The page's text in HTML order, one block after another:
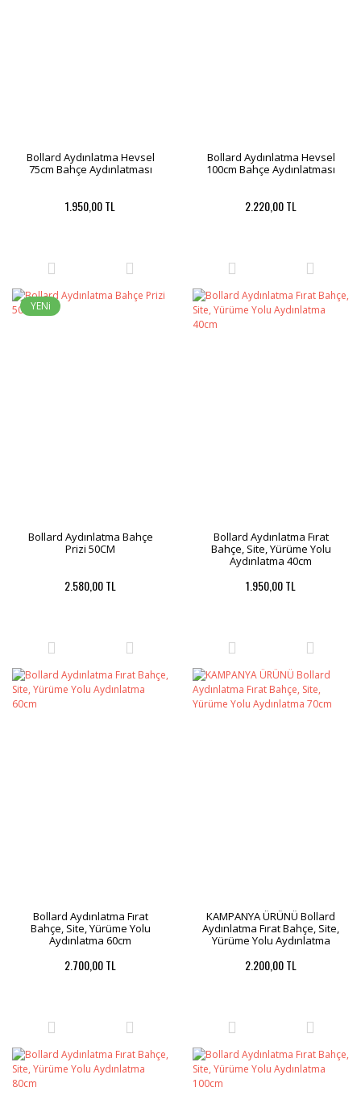
Bollard Aydınlatma Hevsel
75cm Bahçe Aydınlatması
1.950,00 TL
Bollard Aydınlatma Hevsel
100cm Bahçe Aydınlatması
2.220,00 TL
YENi
Bollard Aydınlatma Bahçe
Prizi 50CM
2.580,00 TL
Bollard Aydınlatma Fırat
Bahçe, Site, Yürüme Yolu
Aydınlatma 40cm
1.950,00 TL
Bollard Aydınlatma Fırat
Bahçe, Site, Yürüme Yolu
Aydınlatma 60cm
2.700,00 TL
KAMPANYA ÜRÜNÜ Bollard
Aydınlatma Fırat Bahçe, Site,
Yürüme Yolu Aydınlatma
2.200,00 TL